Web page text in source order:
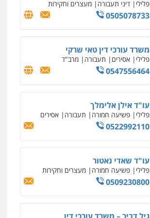
וחקירות
0544723840
עו"ד ראוף נג'אר
פלילי עורכי דין לענייני אסירים מעצרים
סמים רכוש
0548009246
עדי כרמלי – חברת עו"ד
פלילי כלכלי עורכי דין לענייני אסירים
0525060666
גיא זהבי משרד עורכי דין
פלילי משפחה
503456449
עו"ד איהאב ג'לג'ולי